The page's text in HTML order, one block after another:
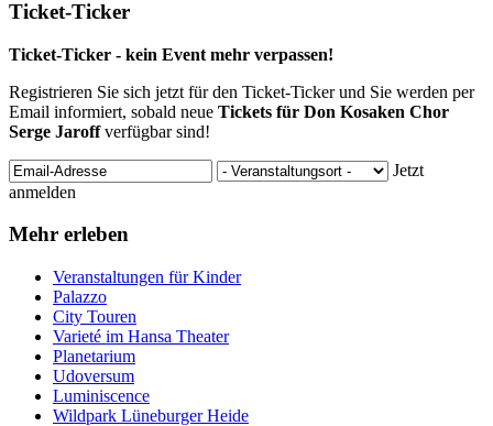
Ticket-Ticker
Ticket-Ticker - kein Event mehr verpassen!
Registrieren Sie sich jetzt für den Ticket-Ticker und Sie werden per
Email informiert, sobald neue Tickets für Don Kosaken Chor
Serge Jaroffverfügbar sind!
Jetzt
anmelden
Mehr erleben
Veranstaltungen für Kinder
Palazzo
City Touren
Varieté im Hansa Theater
Planetarium
Udoversum
Luminiscence
Wildpark Lüneburger Heide